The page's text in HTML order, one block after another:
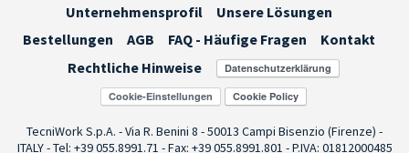
Unternehmensprofil
Unsere Lösungen
Bestellungen
AGB FAQ - Häufige Fragen
Kontakt
Rechtliche Hinweise
Cookie-Einstellungen
TecniWork S.p.A. - Via R. Benini 8 - 50013 Campi Bisenzio (Firenze) -
ITALY - Tel: +39 055.8991.71 - Fax: +39 055.8991.801 - P.IVA: 01812000485